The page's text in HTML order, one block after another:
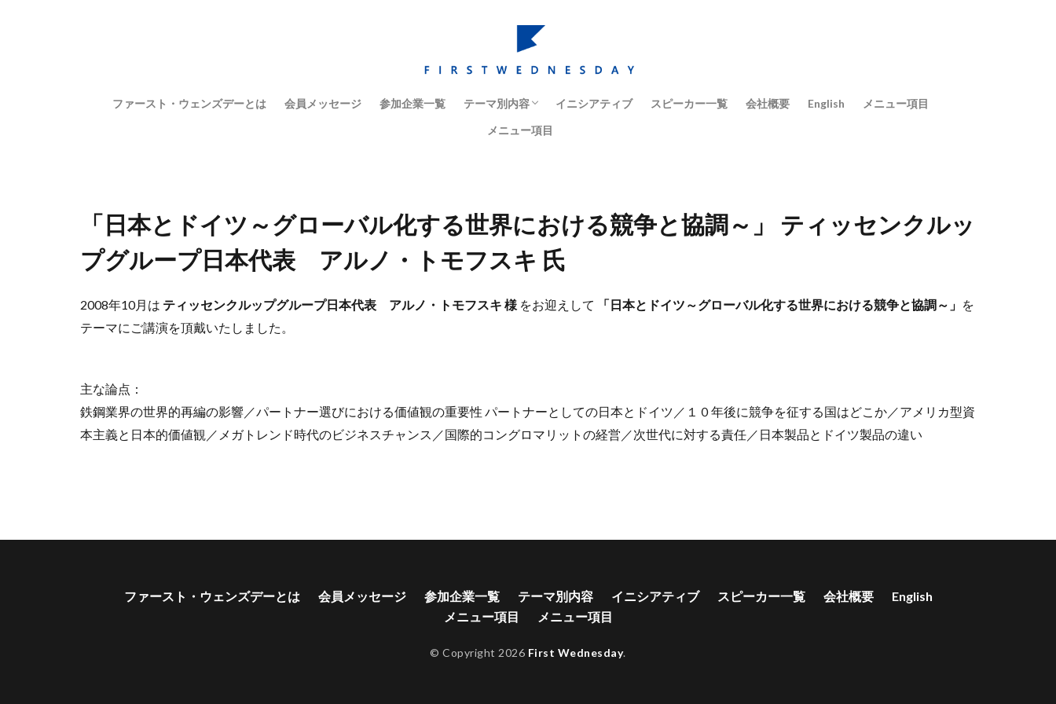
ファースト・ウェンズデーとは 会員メッセージ 参加企業一覧 テーマ別内容
経営戦略・ケーススタディ
人材育成・組織改革
イノベーション
マーケティング
コーポレートガバナンス
日本社会・日本経済
海外市場・海外での経営
イニシアティブ スピーカー一覧 会社概要 English
メニュー項目
メニュー項目
「日本とドイツ～グローバル化する世界における競争と協調～」 ティッセンクルッ
プグループ日本代表 アルノ・トモフスキ 氏
2008年10月は ティッセンクルップグループ日本代表 アルノ・トモフスキ 様 をお迎えして 「日本とドイツ～グローバル化する世界における競争と協調～」 を
テーマにご講演を頂戴いたしました。
主な論点：
鉄鋼業界の世界的再編の影響／パートナー選びにおける価値観の重要性 パートナーとしての日本とドイツ／１０年後に競争を征する国はどこか／アメリカ型資
本主義と日本的価値観／メガトレンド時代のビジネスチャンス／国際的コングロマリットの経営／次世代に対する責任／日本製品とドイツ製品の違い
ファースト・ウェンズデーとは 会員メッセージ 参加企業一覧 テーマ別内容 イニシアティブ スピーカー一覧 会社概要
English
メニュー項目
メニュー項目
© Copyright 2026 First Wednesday.